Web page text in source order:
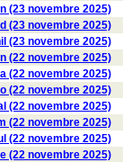
(23 novembre 2025)
(23 novembre 2025)
(23 novembre 2025)
(22 novembre 2025)
(22 novembre 2025)
(22 novembre 2025)
(22 novembre 2025)
(22 novembre 2025)
(22 novembre 2025)
(22 novembre 2025)